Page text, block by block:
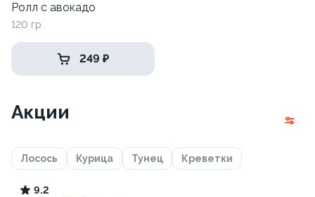
Ролл с авокадо
120 гр
249 ₽
Акции
Лосось Курица Тунец Креветки
9.2